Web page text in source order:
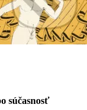
súčasnosť